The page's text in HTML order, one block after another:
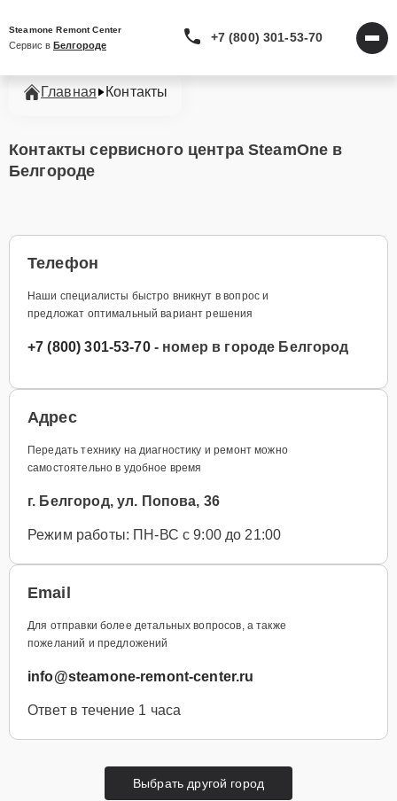
Steamone Remont Center
Сервис в Белгороде
+7 (800) 301-53-70
Главная Контакты
Контакты сервисного центра SteamOne в
Белгороде
Телефон
Наши специалисты быстро вникнут в вопрос и
предложат оптимальный вариант решения
+7 (800) 301-53-70- номер в городе Белгород
Адрес
Передать технику на диагностику и ремонт можно
самостоятельно в удобное время
г. Белгород, ул. Попова, 36
Режим работы: ПН-ВС с 9:00 до 21:00
Email
Для отправки более детальных вопросов, а также
пожеланий и предложений
info@steamone-remont-center.ru
Ответ в течение 1 часа
Выбрать другой город